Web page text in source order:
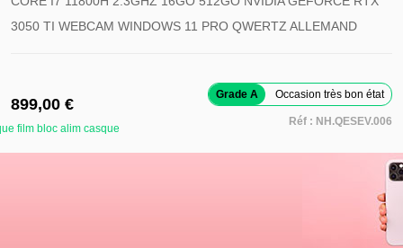
film bloc alim casque
3050 TI WEBCAM WINDOWS 11 PRO QWERTZ ALLEMAND
899,00 €
Grade A Occasion très bon état
Réf : NH.QESEV.006